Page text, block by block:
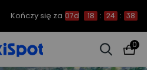
Kończy się za 07d 18 : 24 : 37
0